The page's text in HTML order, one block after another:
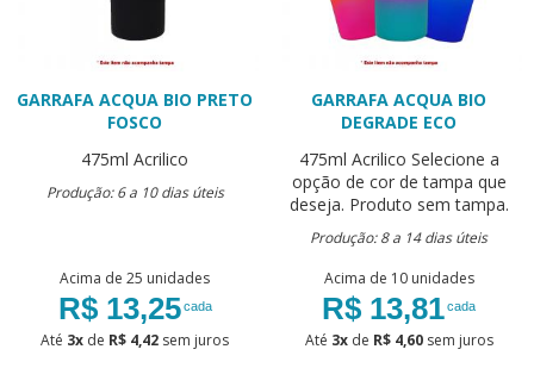
GARRAFA ACQUA BIO PRETO
FOSCO
475ml Acrilico
Produção: 6 a 10 dias úteis
Acima de 25 unidades
R$ 13,25cada
Até 3x de R$ 4,42 sem juros
GARRAFA ACQUA BIO
DEGRADE ECO
475ml Acrilico Selecione a
opção de cor de tampa que
deseja. Produto sem tampa.
Produção: 8 a 14 dias úteis
Acima de 10 unidades
R$ 13,81cada
Até 3xde R$ 4,60sem juros